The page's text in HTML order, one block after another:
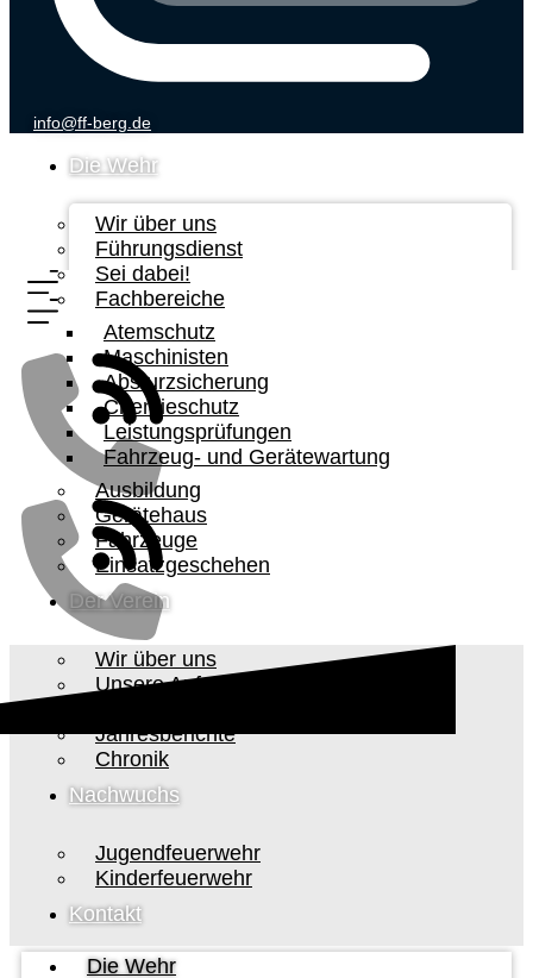
info@ff-berg.de
Die Wehr
Wir über uns
Führungsdienst
Sei dabei!
Fachbereiche
Atemschutz
Maschinisten
Absturzsicherung
Chemieschutz
Leistungsprüfungen
Fahrzeug- und Gerätewartung
Ausbildung
Gerätehaus
Fahrzeuge
Einsatzgeschehen
Der Verein
Wir über uns
Unsere Aufgabe
Jahresberichte
Chronik
Nachwuchs
Jugendfeuerwehr
Kinderfeuerwehr
Kontakt
Die Wehr